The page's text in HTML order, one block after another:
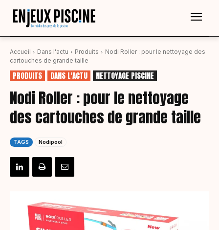
Accueil Dans l'actu Produits
Nodi Roller : pour le nettoyage des
cartouches de grande taille
PRODUITS DANS L'ACTU NETTOYAGE PISCINE
Nodi Roller : pour le nettoyage
des cartouches de grande taille
TAGS Nodipool